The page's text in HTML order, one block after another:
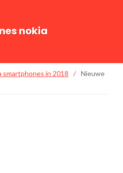
nokia
smartphones in 2018 / Nieuwe